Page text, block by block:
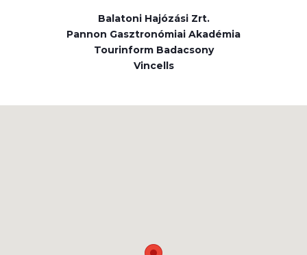
Balatoni Hajózási Zrt.
Pannon Gasztronómiai Akadémia
Tourinform Badacsony
Vincells